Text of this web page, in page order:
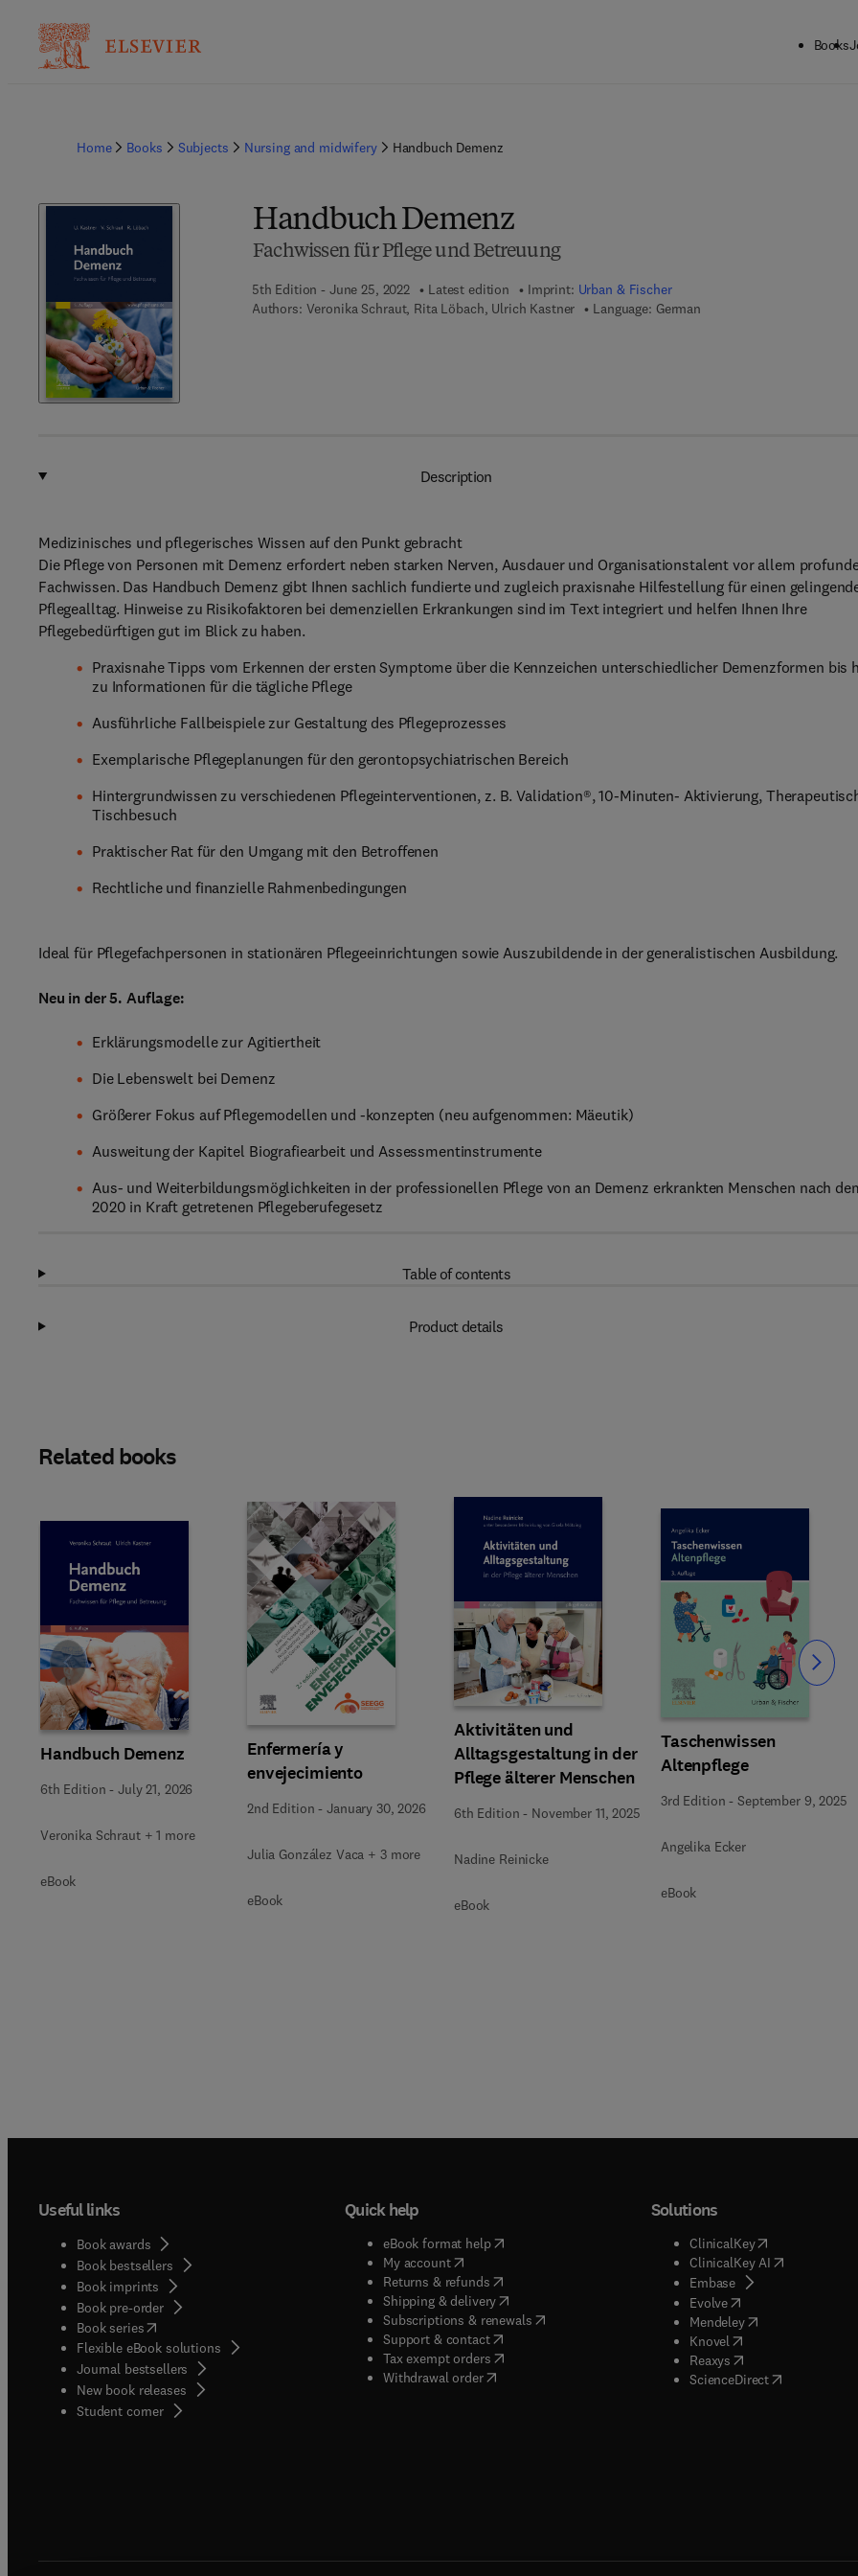
Books
Home Books Subjects Nursing and midwifery Handbuch Demenz
Handbuch Demenz
Fachwissen für Pflege und Betreuung
5th Edition - June 25, 2022 Latest edition Imprint: Urban & Fischer
Authors: Veronika Schraut, Rita Löbach, Ulrich Kastner Language: German
Description
Medizinisches und pflegerisches Wissen auf den Punkt gebracht
Die Pflege von Personen mit Demenz erfordert neben starken Nerven, Ausdauer und Organisationstalent vor allem
Fachwissen. Das Handbuch Demenz gibt Ihnen sachlich fundierte und zugleich praxisnahe Hilfestellung für einen
Pflegealltag. Hinweise zu Risikofaktoren bei demenziellen Erkrankungen sind im Text integriert und helfen Ihnen Ihre
Pflegebedürftigen gut im Blick zu haben.
Praxisnahe Tipps vom Erkennen der ersten Symptome über die Kennzeichen unterschiedlicher Demenzformen bis
zu Informationen für die tägliche Pflege
Ausführliche Fallbeispiele zur Gestaltung des Pflegeprozesses
Exemplarische Pflegeplanungen für den gerontopsychiatrischen Bereich
Hintergrundwissen zu verschiedenen Pflegeinterventionen, z. B. Validation®, 10-Minuten- Aktivierung,
Tischbesuch
Praktischer Rat für den Umgang mit den Betroffenen
Rechtliche und finanzielle Rahmenbedingungen
Ideal für Pflegefachpersonen in stationären Pflegeeinrichtungen sowie Auszubildende in der generalistischen Ausbildung.
Neu in der 5. Auflage:
Erklärungsmodelle zur Agitiertheit
Die Lebenswelt bei Demenz
Größerer Fokus auf Pflegemodellen und -konzepten (neu aufgenommen: Mäeutik)
Ausweitung der Kapitel Biografiearbeit und Assessmentinstrumente
Aus- und Weiterbildungsmöglichkeiten in der professionellen Pflege von an Demenz erkrankten Menschen nach
2020 in Kraft getretenen Pflegeberufegesetz
Table of contents
Product details
Related books
Handbuch Demenz
6th Edition -July 21, 2026
Veronika Schraut + 1 more
eBook
Enfermería y
envejecimiento
2nd Edition -January 30, 2026
Julia González Vaca + 3 more
eBook
Aktivitäten und
Alltagsgestaltung in der
Pflege älterer Menschen
6th Edition - November 11, 2025
Nadine Reinicke
eBook
Taschenwissen
Altenpflege
3rd Edition -September 9, 2025
Angelika Ecker
eBook
Slide Slide
Useful links
Book awards
Book bestsellers
Book imprints
Book pre-order
Book series(opens in new tab/window
Flexible eBook solutions
Journal bestsellers
New book releases
Student corner( opens in new tab/window
Quick help
eBook format help( opens in new tab/window
My account( opens in new tab/window
Returns & refunds( opens in new tab/window
Shipping & delivery(opens in new tab/window
Subscriptions & renewals( opens in new tab/window
)
Support & contact( opens in new tab/window
Tax exempt orders( opens in new tab/window
Withdrawal order
Solutions
ClinicalKey(opens in new
ClinicalKey AI( opens in
Embase(
opens in new tab/
Evolve( opens in new tab/
Mendeley( opens in new tab/
Knovel opens in new tab/
Reaxys opens in new tab/
ScienceDirect( opens in new